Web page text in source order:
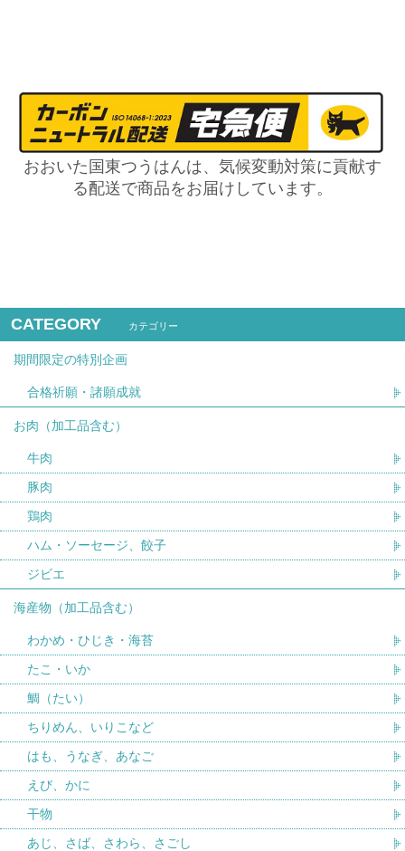
おおいた国東つうはんは、気候変動対策に貢献す
る配送で商品をお届けしています。
CATEGORY カテゴリー
期間限定の特別企画
合格祈願・諸願成就
お肉（加工品含む）
牛肉
豚肉
鶏肉
ハム・ソーセージ、餃子
ジビエ
海産物（加工品含む）
わかめ・ひじき・海苔
たこ・いか
鯛（たい）
ちりめん、いりこなど
はも、うなぎ、あなご
えび、かに
干物
あじ、さば、さわら、さごし